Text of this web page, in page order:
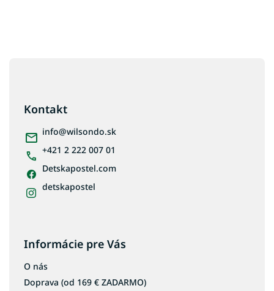
Kontakt
info@wilsondo.sk
+421 2 222 007 01
Detskapostel.com
detskapostel
Informácie pre Vás
O nás
Doprava (od 169 € ZADARMO)